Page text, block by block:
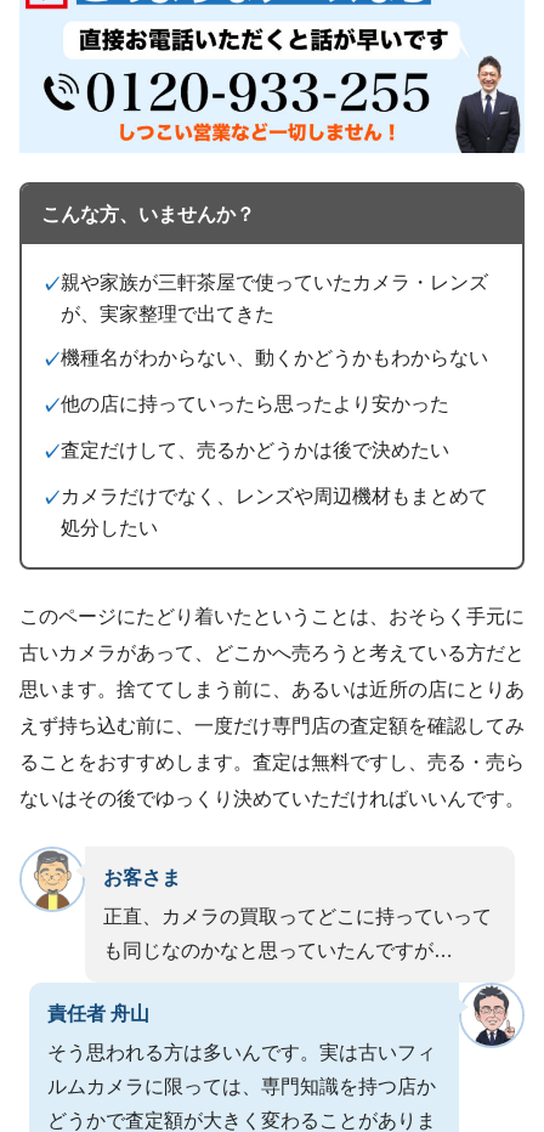
こんな方、いませんか？
親や家族が三軒茶屋で使っていたカメラ・レンズ
が、実家整理で出てきた
機種名がわからない、動くかどうかもわからない
他の店に持っていったら思ったより安かった
査定だけして、売るかどうかは後で決めたい
カメラだけでなく、レンズや周辺機材もまとめて
処分したい
このページにたどり着いたということは、おそらく手元に
古いカメラがあって、どこかへ売ろうと考えている方だと
思います。捨ててしまう前に、あるいは近所の店にとりあ
えず持ち込む前に、一度だけ専門店の査定額を確認してみ
ることをおすすめします。査定は無料ですし、売る・売ら
ないはその後でゆっくり決めていただければいいんです。
お客さま
正直、カメラの買取ってどこに持っていって
も同じなのかなと思っていたんですが…
責任者 舟山
そう思われる方は多いんです。実は古いフィ
ルムカメラに限っては、専門知識を持つ店か
どうかで査定額が大きく変わることがありま